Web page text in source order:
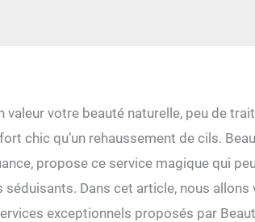
valeur votre beauté naturelle, peu de
chic qu’un rehaussement de cils.
propose ce service magique qui
Dans cet article, nous allons
exceptionnels proposés par